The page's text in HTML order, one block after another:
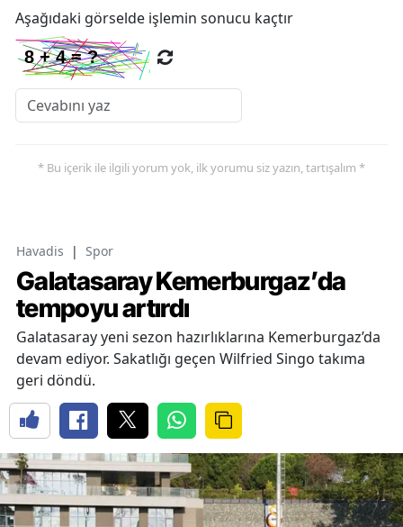
Aşağıdaki görselde işlemin sonucu kaçtır
* Bu içerik ile ilgili yorum yok, ilk yorumu siz yazın, tartışalım *
Havadis | Spor
Galatasaray Kemerburgaz’da
tempoyu artırdı
Galatasaray yeni sezon hazırlıklarına Kemerburgaz’da
devam ediyor. Sakatlığı geçen Wilfried Singo takıma
geri döndü.